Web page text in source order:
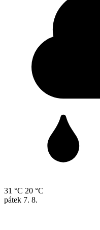
31 °C 20 °C
pátek 7. 8.